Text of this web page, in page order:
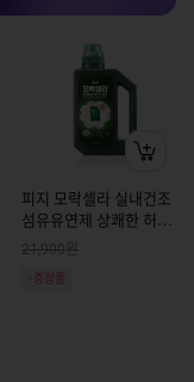
피지 모락셀라 실내건조
섬유유연제 상쾌한 허브
21,900원
+증정품